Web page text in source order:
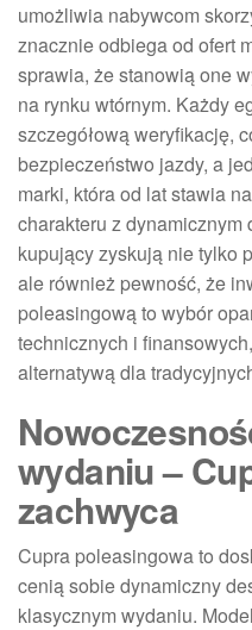
umożliwia nabywcom
znacznie odbiega od ofert
sprawia, że stanowią one
na rynku wtórnym. Każdy
szczegółową weryfikację,
bezpieczeństwo jazdy, a
marki, która od lat stawia
charakteru z dynamicznym
kupujący zyskują nie tylko
ale również pewność, że
poleasingową to wybór
technicznych i
alternatywą dla
wydaniu –
zachwyca
Cupra poleasingowa to
cenią sobie dynamiczny
klasycznym wydaniu.